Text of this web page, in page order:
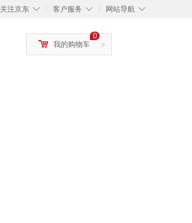
◇
关注京东 ◇
客户服务 ◇
网站导航
>
0
我的购物车